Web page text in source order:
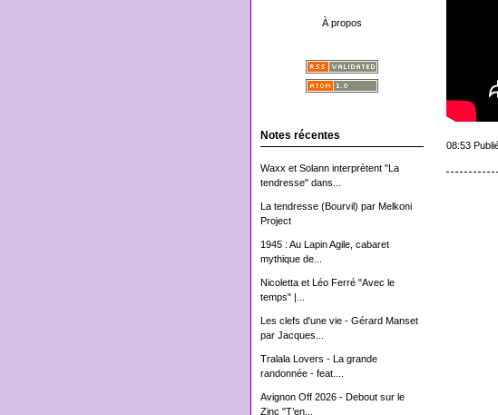
À propos
Notes récentes
Waxx et Solann interprètent "La
tendresse" dans...
La tendresse (Bourvil) par Melkoni
Project
1945 : Au Lapin Agile, cabaret
mythique de...
Nicoletta et Léo Ferré "Avec le
temps" |...
Les clefs d'une vie - Gérard Manset
par Jacques...
Tralala Lovers - La grande
randonnée - feat....
Avignon Off 2026 - Debout sur le
Zinc "T’en...
08:53